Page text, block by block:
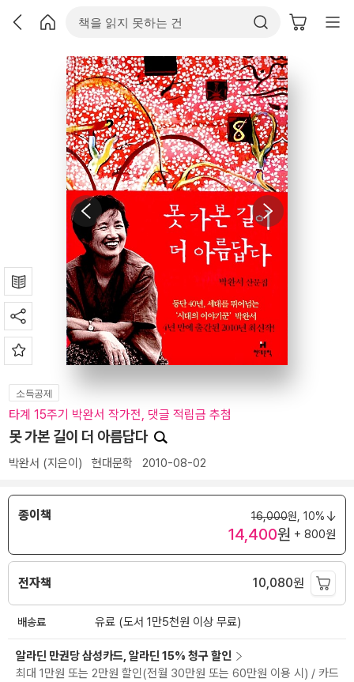
소득공제
타계 15주기 박완서 작가전, 댓글 적립금 추첨
못 가본 길이 더 아름답다
박완서 (지은이)현대문학 2010-08-02
종이책 16,000원, 10%
14,400원 + 800원
전자책 10,080원
배송료 유료 (도서 1만5천원 이상 무료)
알라딘 만권당 삼성카드, 알라딘 15% 청구 할인
최대 1만원 또는 2만원 할인(전월 30만원 또는 60만원 이용 시) / 카드